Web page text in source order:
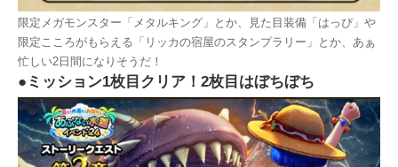
限定メガモンスター「メタルキング」とか、見た目装備「はっぴ」や
限定こころがもらえる「リッカの宿屋のスタンプラリー」とか、あぁ
忙しい2日間になりそうだ！
●ミッション1枚目クリア！2枚目はぼちぼち